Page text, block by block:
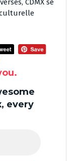
CDMX se
culturelle
every